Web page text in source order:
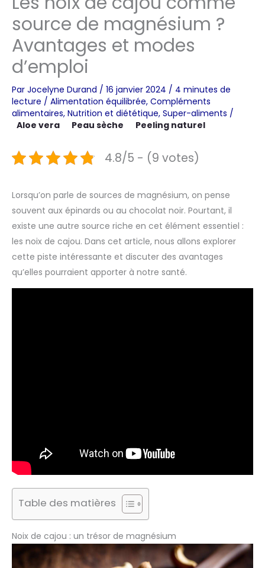
source de magnésium ?
Avantages et modes
d’emploi
Par Jocelyne Durand / 16 janvier 2024 / 4 minutes de
lecture / Alimentation équilibrée, Compléments
alimentaires, Nutrition et diététique, Super-aliments /
Aloe vera
Peau sèche Peeling naturel
4.8/5 - (9 votes)
Lorsqu’on parle de sources de magnésium, on pense
souvent aux épinards ou au chocolat noir. Pourtant, il
existe une autre source riche en cet élément essentiel :
les noix de cajou. Dans cet article, nous allons explorer
cette piste intéressante et discuter des avantages
qu’elles pourraient apporter à notre santé.
Table des matières
Noix de cajou : un trésor de magnésium